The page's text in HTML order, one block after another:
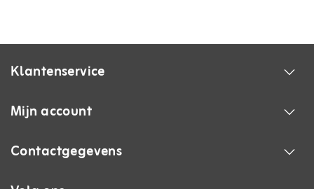
Klantenservice
Mijn account
Contactgegevens